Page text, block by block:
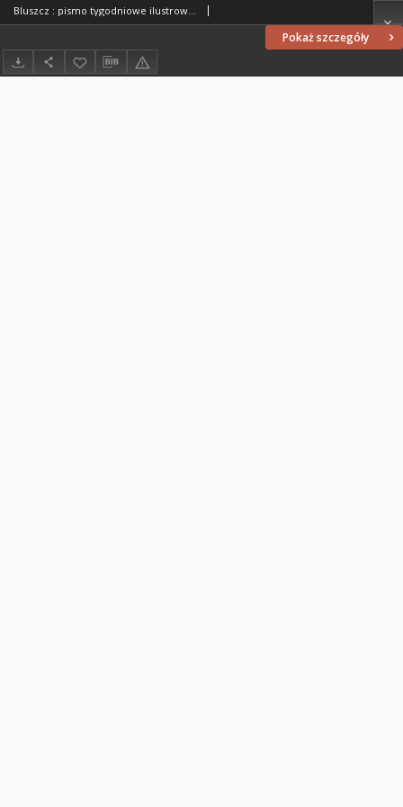
Pokaż szczegóły
Bluszcz : pismo tygodniowe ilustrowane dla kobiet, 1907 R. 43, nr 34